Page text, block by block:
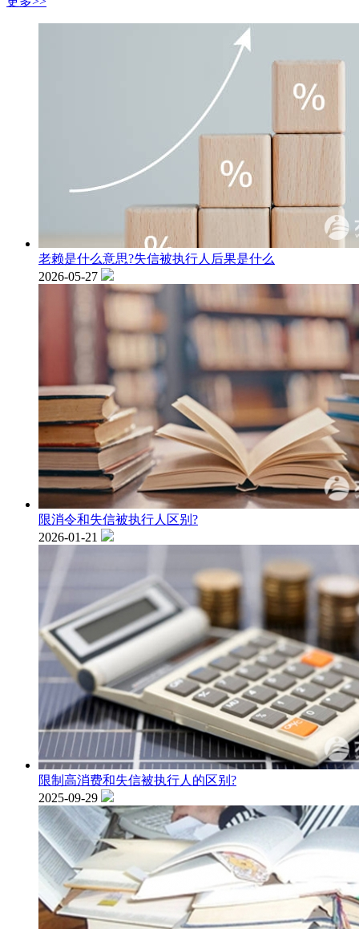
老赖是什么意思?失信被执行人后果是什么
2026-05-27
限消令和失信被执行人区别?
2026-01-21
限制高消费和失信被执行人的区别?
2025-09-29